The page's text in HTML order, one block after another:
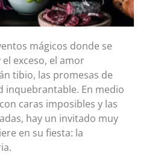
mágicos donde se
exceso, el amor
tibio, las promesas de
inquebrantable. En medio
caras imposibles y las
hay un invitado muy
en su fiesta: la